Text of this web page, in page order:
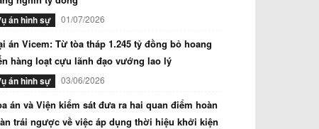
án hình sự 01/07/2026
án Vicem: Từ tòa tháp 1.245 tỷ đồng bỏ hoang
hàng loạt cựu lãnh đạo vướng lao lý
án hình sự 03/06/2026
án và Viện kiểm sát đưa ra hai quan điểm hoàn
trái ngược về việc áp dụng thời hiệu khởi kiện